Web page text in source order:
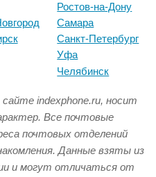
Ростов-на-Дону
Самара
Санкт-Петербург
Уфа
Челябинск
indexphone.ru, носит
Все почтовые
почтовых отделений
Данные взяты из
и могут отличаться от